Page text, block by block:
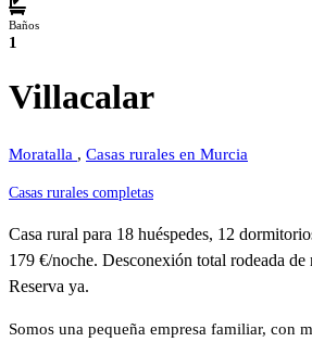
Baños
1
Villacalar
Moratalla , Casas rurales en Murcia
Casas rurales completas
Casa rural para 18 huéspedes, 12
179 €/noche. Desconexión total rodeada de
Reserva ya.
Somos una pequeña empresa familiar, con